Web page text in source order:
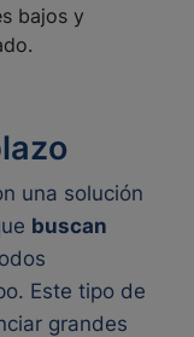
bajos y
una solución
buscan
Este tipo de
grandes